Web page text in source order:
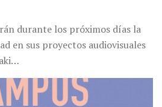
durante los próximos días la
en sus proyectos audiovisuales